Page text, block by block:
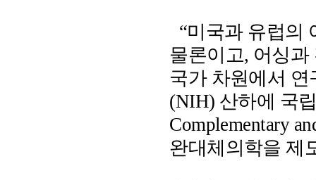
“미국과 유럽의
물론이고, 어싱과
국가 차원에서
(NIH) 산하에 국
Complementary
완대체의학을 제